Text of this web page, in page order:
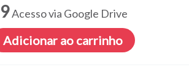
Acesso via Google Drive
Adicionar ao carrinho